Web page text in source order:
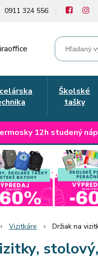
0911 324 556
Školské
tašky
12h studený
Vizitkáre Držiak na